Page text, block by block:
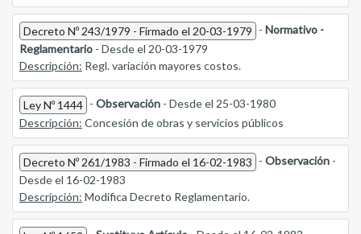
Decreto Nº 243/1979 - Firmado el 20-03-1979 - Normativo -
Reglamentario - Desde el 20-03-1979
Descripción: Regl. variación mayores costos.
Ley Nº 1444 - Observación - Desde el 25-03-1980
Descripción: Concesión de obras y servicios públicos
Decreto Nº 261/1983 - Firmado el 16-02-1983 - Observación -
Desde el 16-02-1983
Descripción: Modifica Decreto Reglamentario.